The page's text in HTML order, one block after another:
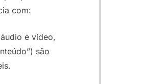
com:
e vídeo,
são